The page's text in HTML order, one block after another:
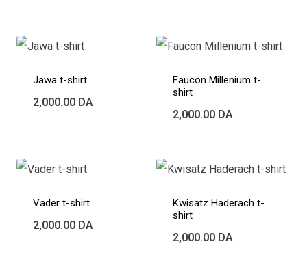
Jawa t-shirt
2,000.00 DA
Faucon Millenium t-
shirt
2,000.00 DA
Vader t-shirt
2,000.00 DA
Kwisatz Haderach t-
shirt
2,000.00 DA